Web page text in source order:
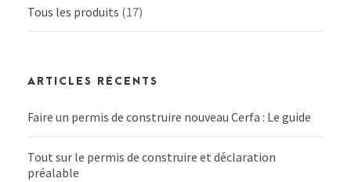
Tous les produits (17)
ARTICLES RÉCENTS
Faire un permis de construire nouveau Cerfa : Le guide
Tout sur le permis de construire et déclaration
préalable